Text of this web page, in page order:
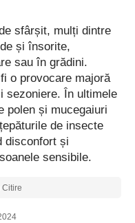
sfârșit, mulți dintre
și însorite,
sau în grădini.
o provocare majoră
sezoniere. În ultimele
polen și mucegaiuri
de insecte
disconfort și
sensibile.
Citire